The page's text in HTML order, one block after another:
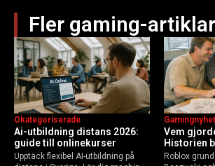
Fler gaming-
Ai-utbildning distans 2026:
guide till onlinekurser
Okategoriserade
Upptäck flexibel AI-utbildning på
Vem
Historien
Roblox